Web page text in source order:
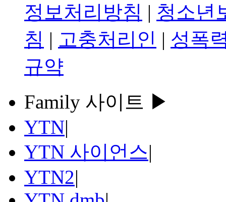
정보처리방침 | 청소년
침 | 고충처리인 | 성폭
규약
Family 사이트 ▶
YTN|
YTN 사이언스|
YTN2|